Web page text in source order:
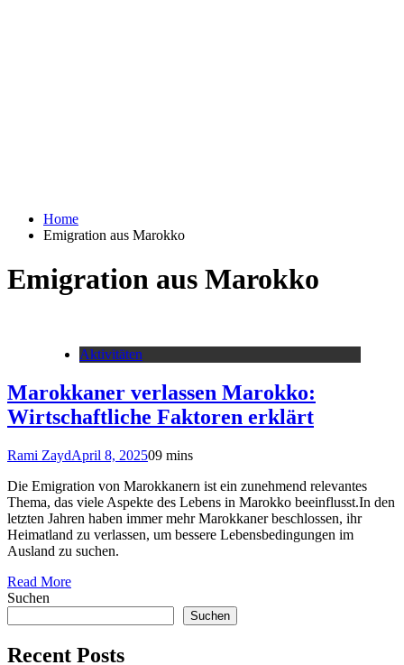
Home
Emigration aus Marokko
Emigration aus Marokko
Aktivitäten
Marokkaner verlassen Marokko:
Wirtschaftliche Faktoren erklärt
Rami ZaydApril 8, 202509 mins
Die Emigration von Marokkanern ist ein zunehmend relevantes
Thema, das viele Aspekte des Lebens in Marokko beeinflusst.In den
letzten Jahren haben immer mehr Marokkaner beschlossen, ihr
Heimatland zu verlassen, um bessere Lebensbedingungen im
Ausland zu suchen.
Read More
Suchen
Suchen
Recent Posts